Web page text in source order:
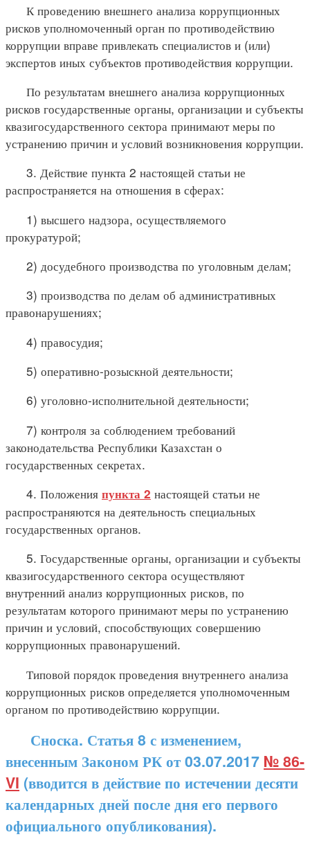
К проведению внешнего анализа коррупционных
рисков уполномоченный орган по противодействию
коррупции вправе привлекать специалистов и (или)
экспертов иных субъектов противодействия коррупции.
По результатам внешнего анализа коррупционных
рисков государственные органы, организации и субъекты
квазигосударственного сектора принимают меры по
устранению причин и условий возникновения коррупции.
3. Действие пункта 2 настоящей статьи не
распространяется на отношения в сферах:
1) высшего надзора, осуществляемого
прокуратурой;
2) досудебного производства по уголовным делам;
3) производства по делам об административных
правонарушениях;
4) правосудия;
5) оперативно-розыскной деятельности;
6) уголовно-исполнительной деятельности;
7) контроля за соблюдением требований
законодательства Республики Казахстан о
государственных секретах.
4. Положения пункта 2 настоящей статьи не
распространяются на деятельность специальных
государственных органов.
5. Государственные органы, организации и субъекты
квазигосударственного сектора осуществляют
внутренний анализ коррупционных рисков, по
результатам которого принимают меры по устранению
причин и условий, способствующих совершению
коррупционных правонарушений.
Типовой порядок проведения внутреннего анализа
коррупционных рисков определяется уполномоченным
органом по противодействию коррупции.
Сноска. Статья 8 с изменением,
внесенным Законом РК от 03.07.2017 № 86-
VI (вводится в действие по истечении десяти
календарных дней после дня его первого
официального опубликования).